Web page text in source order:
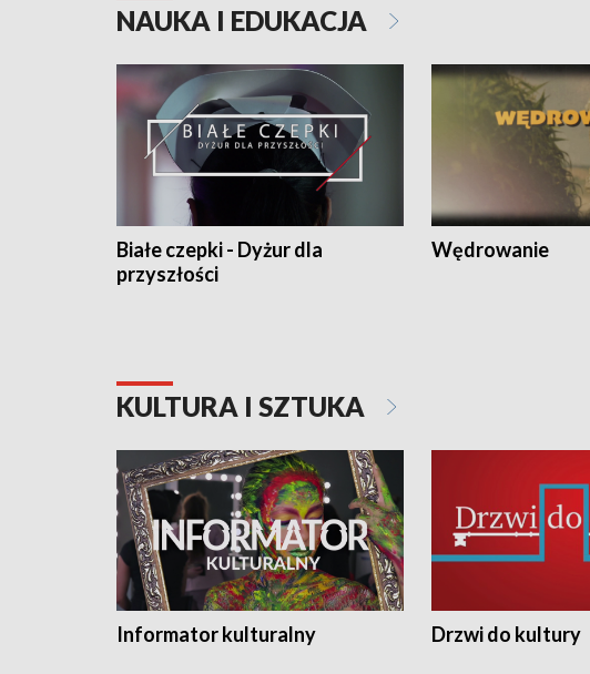
NAUKA I EDUKACJA
Białe czepki - Dyżur dla
przyszłości
Wędrowanie
KULTURA I SZTUKA
Informator kulturalny Drzwi do kultury